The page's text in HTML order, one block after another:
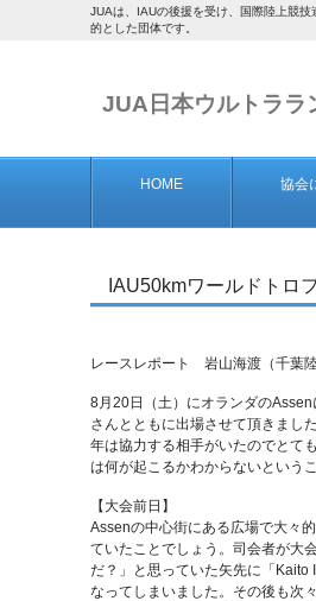
JUAは、IAUの後援を受け、国際陸上競
的とした団体です。
JUA日本ウルトララ
HOME 協会
IAU50kmワールドトロ
レースレポート 岩山海渡（千葉陸
8月20日（土）にオランダの
さんとともに出場させて頂きまし
年は協力する相手がいたのでとて
は何が起こるかわからないという
【大会前日】
Assenの中心街にある広場で大々
ていたことでしょう。司会者が大
だ？」と思っていた矢先に「Kaito
なってしまいました。その後も次